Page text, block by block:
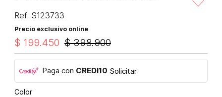
Ref: S123733
Precio exclusivo online
$ 398.900
$ 199.450
Paga con CREDI10 Solicitar
Color